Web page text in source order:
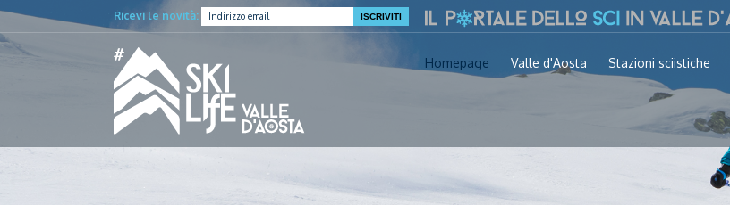
Ricevi le novità:
Homepage Valle d'Aosta Stazioni sciistiche